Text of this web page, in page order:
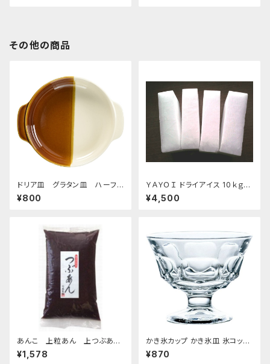
その他の商品
ドリア皿 グラタン皿 ハーフ＆
ハーフ ブラウン
¥800
ＹＡＹＯＩ ドライアイス 10ｋｇ
おすすめ
¥4,500
あんこ 上粒あん 上つぶあん
1kg-老舗あんこ屋のこだわり餡
¥1,578
かき氷カップ かき氷皿 氷コップ
デザートカップ、アイスクリーム
カップ 340ml 東洋佐々木ガラ
¥870